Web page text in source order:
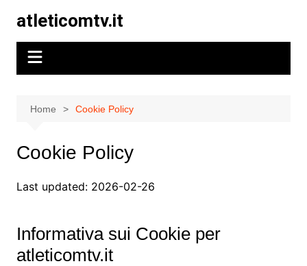
content
atleticomtv.it
Home Cookie Policy
Cookie Policy
Last updated: 2026-02-26
Informativa sui Cookie per
atleticomtv.it